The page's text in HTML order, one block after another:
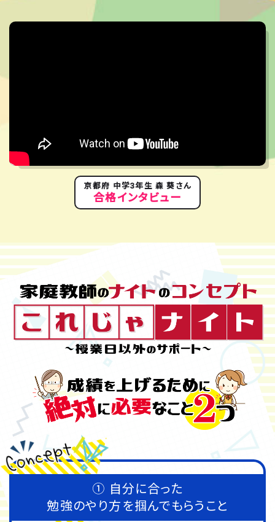
京都府 中学3年生 森 葵さん
合格インタビュー
① 自分に合った
勉強のやり方を掴んでもらうこと